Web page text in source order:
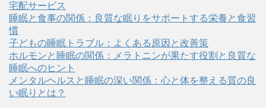
宅配サービス
睡眠と食事の関係：良質な眠りをサポートする栄養と食習
慣
子どもの睡眠トラブル：よくある原因と改善策
ホルモンと睡眠の関係：メラトニンが果たす役割と良質な
睡眠へのヒント
メンタルヘルスと睡眠の深い関係：心と体を整える質の良
い眠りとは？